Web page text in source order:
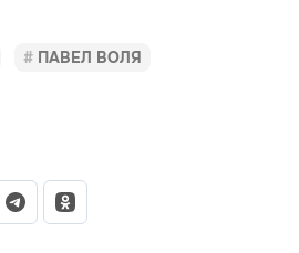
ПАВЕЛ ВОЛЯ